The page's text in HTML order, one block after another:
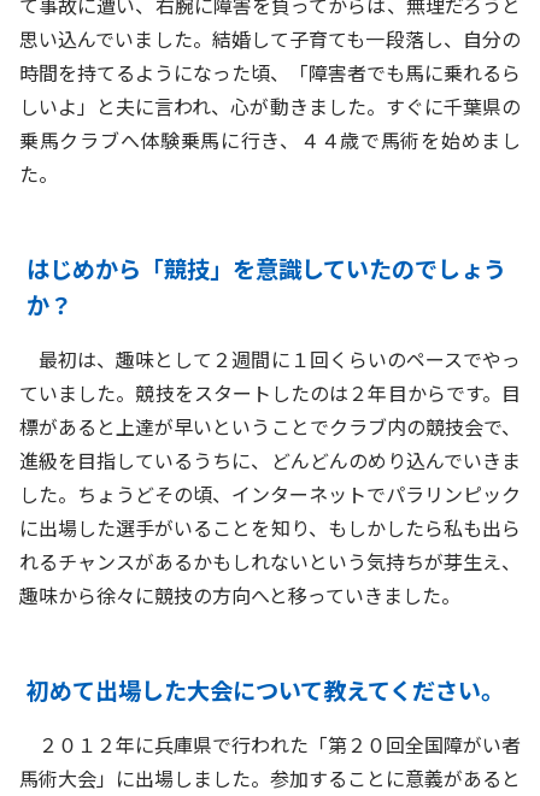
思い込んでいました。結婚して子育ても一段落し、自分の
時間を持てるようになった頃、「障害者でも馬に乗れるら
しいよ」と夫に言われ、心が動きました。すぐに千葉県の
乗馬クラブへ体験乗馬に行き、４４歳で馬術を始めまし
た。
はじめから「競技」を意識していたのでしょう
か？
最初は、趣味として２週間に１回くらいのペースでやっ
ていました。競技をスタートしたのは２年目からです。目
標があると上達が早いということでクラブ内の競技会で、
進級を目指しているうちに、どんどんのめり込んでいきま
した。ちょうどその頃、インターネットでパラリンピック
に出場した選手がいることを知り、もしかしたら私も出ら
れるチャンスがあるかもしれないという気持ちが芽生え、
趣味から徐々に競技の方向へと移っていきました。
初めて出場した大会について教えてください。
２０１２年に兵庫県で行われた「第２０回全国障がい者
馬術大会」に出場しました。参加することに意義があると